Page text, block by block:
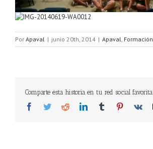
Por Apaval | junio 20th, 2014 | Apaval Formación
Comparte esta historia en tu red social favorita
Facebook
TwitterRedditLinkedInTumblr Pinterest
Vk